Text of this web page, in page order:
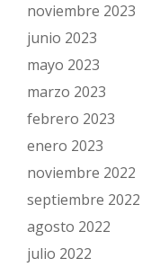
noviembre 2023
junio 2023
mayo 2023
marzo 2023
febrero 2023
enero 2023
noviembre 2022
septiembre 2022
agosto 2022
julio 2022